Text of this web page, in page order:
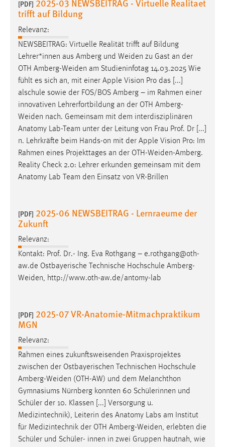
[PDF] 2025-03 NEWSBEITRAG - Virtuelle Realitaet
trifft auf Bildung
Relevanz:
NEWSBEITRAG: Virtuelle Realität trifft auf Bildung
Lehrer*innen aus Amberg und Weiden zu Gast an der
OTH Amberg-Weiden am Studieninfotag 14.03.2025 Wie
fühlt es sich an, mit einer Apple Vision Pro das [...]
alschule sowie der FOS/BOS Amberg – im Rahmen einer
innovativen Lehrerfortbildung an der OTH Amberg-
Weiden nach. Gemeinsam mit dem interdisziplinären
Anatomy Lab-Team unter der Leitung von Frau Prof. Dr [...]
n. Lehrkräfte beim Hands-on mit der Apple Vision Pro: Im
Rahmen eines Projekttages an der OTH-Weiden-Amberg.
Reality Check 2.0: Lehrer erkunden gemeinsam mit dem
Anatomy Lab Team den Einsatz von VR-Brillen
[PDF] 2025-06 NEWSBEITRAG - Lernraeume der
Zukunft
Relevanz:
Kontakt: Prof. Dr.- Ing. Eva Rothgang – e.rothgang@oth-
aw.de Ostbayerische Technische Hochschule Amberg-
Weiden, http://www.oth-aw.de/antomy-lab
[PDF] 2025-07 VR-Anatomie-Mitmachpraktikum
MGN
Relevanz:
Rahmen eines zukunftsweisenden Praxisprojektes
zwischen der Ostbayerischen Technischen Hochschule
Amberg-Weiden (OTH-AW) und dem Melanchthon
Gymnasiums Nürnberg konnten 60 Schülerinnen und
Schüler der 10. Klassen [...] Versorgung u.
Medizintechnik), Leiterin des Anatomy Labs am Institut
für Medizintechnik der OTH Amberg-Weiden, erlebten die
Schüler und Schüler- innen in zwei Gruppen hautnah, wie
Name:
fe_user, be_user, be_lastLoginProvider
Zweck:
Dieser Cookie ist notwendig um sich an der Website
einloggen zu können.
Cookie Laufzeit:
24 Stunden
STATISTIK
Statistik Cookies erfassen Informationen anonym.
Diese Informationen helfen uns zu verstehen, wie
unsere Besucher unsere Website nutzen.
Name:
Zweck:
Zugriffsstatistik
Cookie Laufzeit:
MARKETING
Marketing Cookies werden von Drittanbietern
verwendet, um personalisierte Werbung anzuzeigen.
Sie tun dies, indem sie Besucher über Websites
hinweg verfolgen.
Google Ads
Name:
_gcl_au